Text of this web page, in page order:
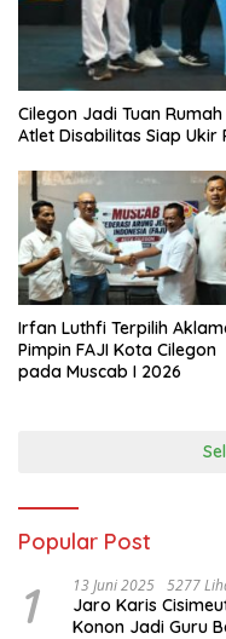
Cilegon Jadi Tuan Rumah
Atlet Disabilitas Siap Ukir
Irfan Luthfi Terpilih
Pimpin FAJI Kota Cilegon
pada Muscab I 2026
Popular Post
1 13 Juni 2025 5277
Jaro Karis
Konon Jadi Guru